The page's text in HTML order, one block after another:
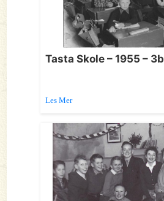
Tasta Skole – 1955 – 3b
Les Mer